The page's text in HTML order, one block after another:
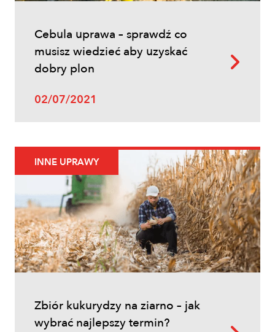
Cebula uprawa – sprawdź co
musisz wiedzieć aby uzyskać
dobry plon
02/07/2021
INNE UPRAWY
Zbiór kukurydzy na ziarno – jak
wybrać najlepszy termin?